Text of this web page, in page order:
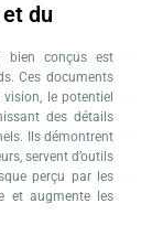
du
bien conçus est
Ces documents
le potentiel
des détails
Ils démontrent
servent d’outils
perçu par les
et augmente les